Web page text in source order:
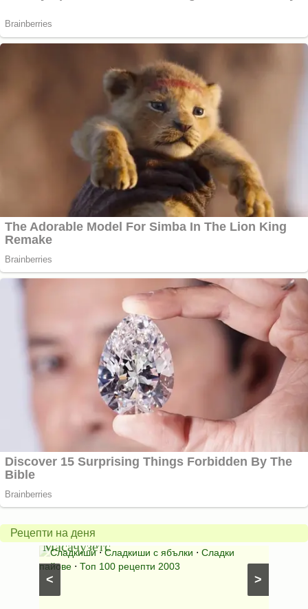
Рецепти на деня
>
<
Американски
ябълков
пай
от
Масачузетс
Сладкиши⋅Сладкиши с ябълки ⋅ Сладки
пайове ⋅ Топ 100 рецепти 2003
питка
на
мама